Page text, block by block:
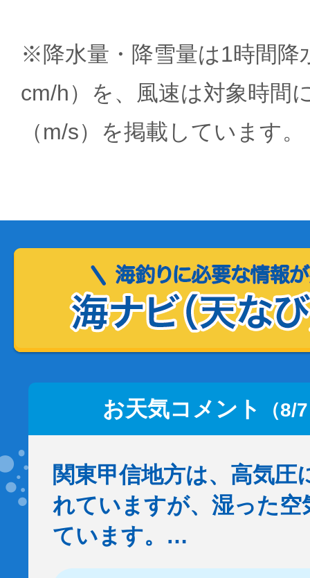
※降水量・降雪量は1時間降
cm/h）を、風速は対象時間
（m/s）を掲載しています。
お天気コメント （8/
関東甲信地方は、高気圧
れていますが、湿った空
ています。…